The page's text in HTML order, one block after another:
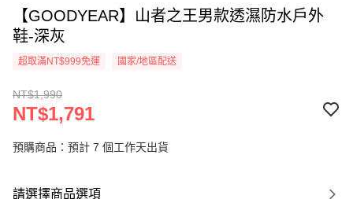
【GOODYEAR】山者之王男款透濕防水戶外
鞋-深灰
超取滿NT$999免運 國家/地區配送
NT$1,990
NT$1,791
預購商品：預計 7 個工作天出貨
請選擇商品選項